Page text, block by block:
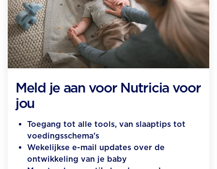
Meld je aan voor Nutricia voor
jou
Toegang tot alle tools, van slaaptips tot
voedingsschema's
Wekelijkse e-mail updates over de
ontwikkeling van je baby